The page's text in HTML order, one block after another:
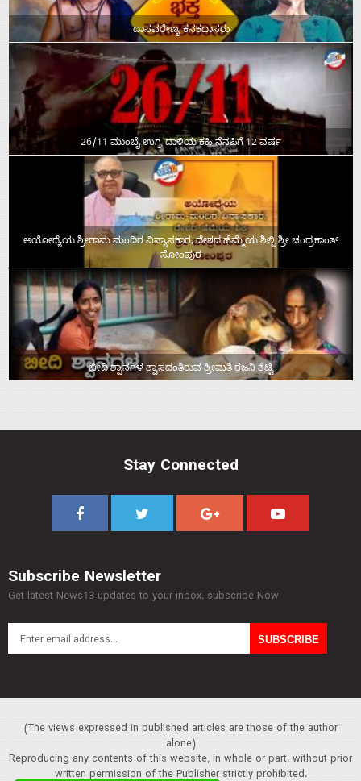
ದಾಸವರೇಣ್ಯ ಕನಕದಾಸರು
26/11 ಮುಂಬೈ ಉಗ್ರ ದಾಳಿಯ ಕಹಿ ನೆನಪಿಗೆ 12 ವರ್ಷ
ಅಯೋಧ್ಯೆಯ ಶ್ರೀರಾಮ ಮಂದಿರ ವಿನ್ಯಾಸಕಾರ, ದೇಶದ ಹೆಮ್ಮೆಯ ಶಿಲ್ಪಿ ಶ್ರೀ ಚಂದ್ರಕಾಂತ್‌
ಸೋಂಪುರ
ಬೀದಿ ಶ್ವಾನಗಳ ಶ್ವಾಸದಂತಿರುವ ಶ್ರೀಮತಿ ರಜನಿ ಶೆಟ್ಟಿ
Stay Connected
Subscribe Newsletter
Get latest News13 updates to your inbox. subscribe Now
(The views expressed in published articles are those of the author
alone)
Reproducing any contents of this website, in whole or part, without prior
written permission of the Publisher strictly prohibited.